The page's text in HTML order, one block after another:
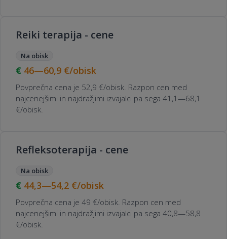
Reiki terapija - cene
Na obisk
46—60,9 €/obisk
Povprečna cena je 52,9 €/obisk. Razpon cen med
najcenejšimi in najdražjimi izvajalci pa sega 41,1—68,1
€/obisk.
Refleksoterapija - cene
Na obisk
44,3—54,2 €/obisk
Povprečna cena je 49 €/obisk. Razpon cen med
najcenejšimi in najdražjimi izvajalci pa sega 40,8—58,8
€/obisk.